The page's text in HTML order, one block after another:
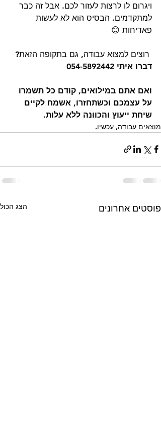
ויגרום לו לרצות לעזור לכם. אבל זה כבר
למתקדמים. הבסיס הוא לא לעשות
פאדיחות 😊
רוצים למצוא עבודה, גם בתקופה הזאת?
דברו איתי 054-5892442
ואם אתם במילואים, קודם כל תשמרו
על עצמכם וכשתחזרו, אשמח לקיים
שיחת ייעוץ והכוונה ללא עלות.
מוצאים עבודה, עכשיו.
פוסטים אחרונים הצג הכול